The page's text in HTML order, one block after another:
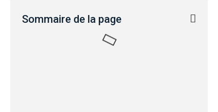
Sommaire de la page